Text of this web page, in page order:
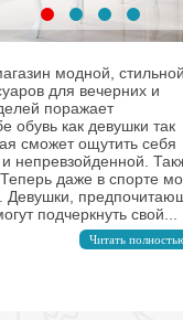
модной,
для вечерних и
поражает
обувь как девушки так
сможет ощутить себя
непревзойденной.
даже в спорте
Девушки,
подчеркнуть свой...
Читать